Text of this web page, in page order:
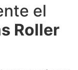
el
Roller